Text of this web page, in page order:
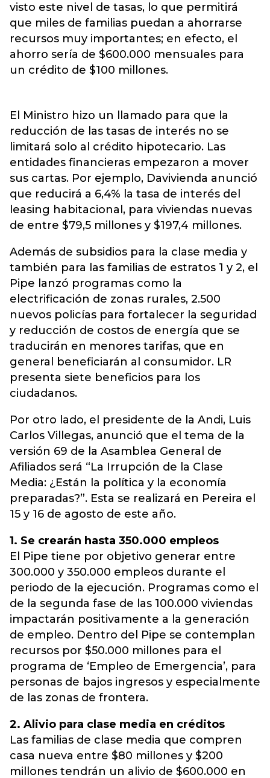
visto este nivel de tasas, lo que permitirá
que miles de familias puedan a ahorrarse
recursos muy importantes; en efecto, el
ahorro sería de $600.000 mensuales para
un crédito de $100 millones.
El Ministro hizo un llamado para que la
reducción de las tasas de interés no se
limitará solo al crédito hipotecario. Las
entidades financieras empezaron a mover
sus cartas. Por ejemplo, Davivienda anunció
que reducirá a 6,4% la tasa de interés del
leasing habitacional, para viviendas nuevas
de entre $79,5 millones y $197,4 millones.
Además de subsidios para la clase media y
también para las familias de estratos 1 y 2, el
Pipe lanzó programas como la
electrificación de zonas rurales, 2.500
nuevos policías para fortalecer la seguridad
y reducción de costos de energía que se
traducirán en menores tarifas, que en
general beneficiarán al consumidor. LR
presenta siete beneficios para los
ciudadanos.
Por otro lado, el presidente de la Andi, Luis
Carlos Villegas, anunció que el tema de la
versión 69 de la Asamblea General de
Afiliados será “La Irrupción de la Clase
Media: ¿Están la política y la economía
preparadas?”. Esta se realizará en Pereira el
15 y 16 de agosto de este año.
1. Se crearán hasta 350.000 empleos
El Pipe tiene por objetivo generar entre
300.000 y 350.000 empleos durante el
periodo de la ejecución. Programas como el
de la segunda fase de las 100.000 viviendas
impactarán positivamente a la generación
de empleo. Dentro del Pipe se contemplan
recursos por $50.000 millones para el
programa de ‘Empleo de Emergencia’, para
personas de bajos ingresos y especialmente
de las zonas de frontera.
2. Alivio para clase media en créditos
Las familias de clase media que compren
casa nueva entre $80 millones y $200
millones tendrán un alivio de $600.000 en